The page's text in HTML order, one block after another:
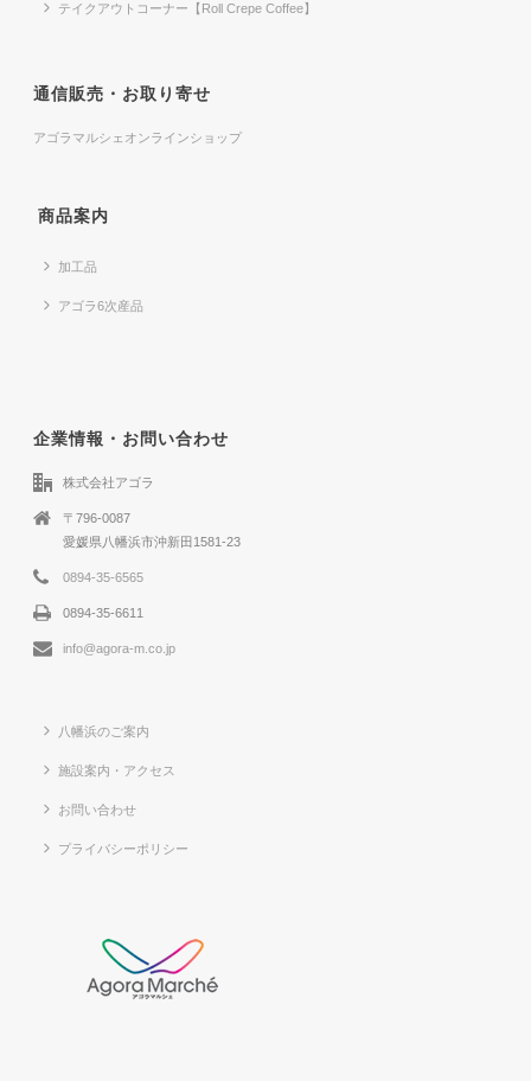
テイクアウトコーナー【Roll Crepe Coffee】
通信販売・お取り寄せ
アゴラマルシェオンラインショップ
商品案内
加工品
アゴラ6次産品
企業情報・お問い合わせ
株式会社アゴラ
〒796-0087
愛媛県八幡浜市沖新田1581-23
0894-35-6565
0894-35-6611
info@agora-m.co.jp
八幡浜のご案内
施設案内・アクセス
お問い合わせ
プライバシーポリシー